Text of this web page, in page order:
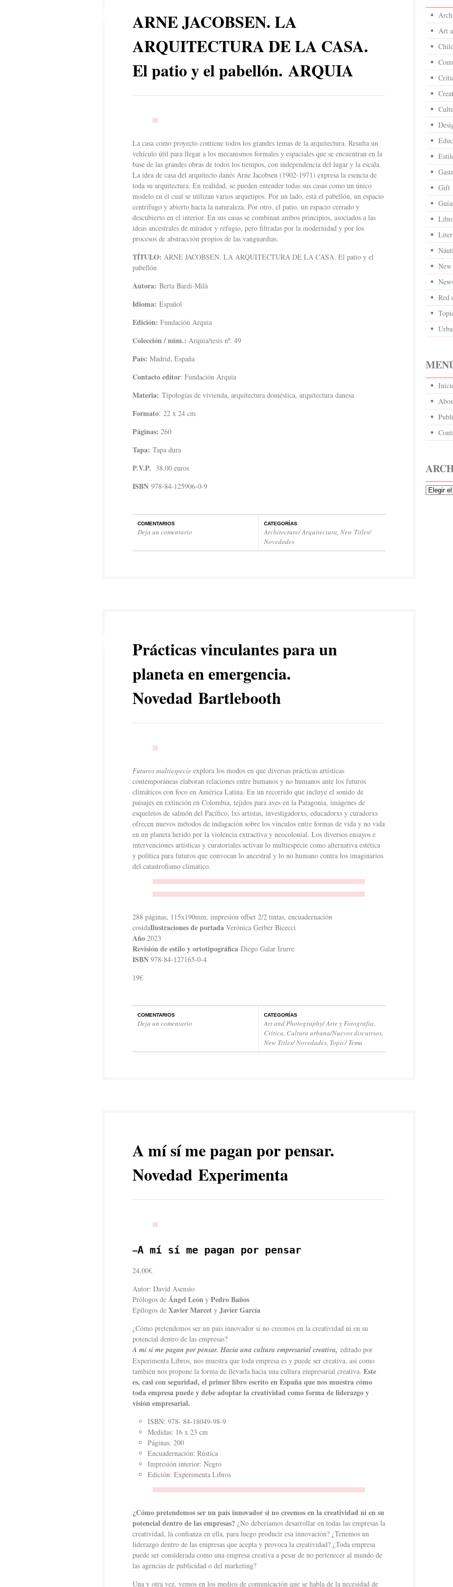
ARNE JACOBSEN. LA
ARQUITECTURA DE LA CASA.
El patio y el pabellón. ARQUIA
La casa como proyecto contiene todos los grandes temas de la arquitectura. Resulta un
vehículo útil para llegar a los mecanismos formales y espaciales que se encuentran en la
base de las grandes obras de todos los tiempos, con independencia del lugar y la escala.
La idea de casa del arquitecto danés Arne Jacobsen (1902-1971) expresa la esencia de
toda su arquitectura. En realidad, se pueden entender todas sus casas como un único
modelo en el cual se utilizan varios arquetipos. Por un lado, está el pabellón, un espacio
centrífugo y abierto hacia la naturaleza. Por otro, el patio, un espacio cerrado y
descubierto en el interior. En sus casas se combinan ambos principios, asociados a las
ideas ancestrales de mirador y refugio, pero filtradas por la modernidad y por los
procesos de abstracción propios de las vanguardias.
TÍTULO: ARNE JACOBSEN. LA ARQUITECTURA DE LA CASA. El patio y el
pabellón
Autora: Berta Bardí-Milà
Idioma: Español
Edición: Fundación Arquia
Colección / núm.: Arquia/tesis nº. 49
País: Madrid, España
Contacto editor: Fundación Arquia
Materia: Tipologías de vivienda, arquitectura doméstica, arquitectura danesa
Formato: 22 x 24 cm
Páginas: 260
Tapa: Tapa dura
P.V.P. 38,00 euros
ISBN 978-84-125906-0-9
COMENTARIOS
Deja un comentario
CATEGORÍAS
Architecture/ Arquitectura, New Titles/
Novedades
Prácticas vinculantes para un
planeta en emergencia.
Novedad Bartlebooth
Futuros multiespecie explora los modos en que diversas prácticas artísticas
contemporáneas elaboran relaciones entre humanos y no humanos ante los futuros
climáticos con foco en América Latina. En un recorrido que incluye el sonido de
paisajes en extinción en Colombia, tejidos para aves en la Patagonia, imágenes de
esqueletos de salmón del Pacífico, lxs artistas, investigadorxs, educadorxs y curadorxs
ofrecen nuevos métodos de indagación sobre los vínculos entre formas de vida y no vida
en un planeta herido por la violencia extractiva y neocolonial. Los diversos ensayos e
intervenciones artísticas y curatoriales activan lo multiespecie como alternativa estética
y política para futuros que convocan lo ancestral y lo no humano contra los imaginarios
del catastrofismo climático.
288 páginas, 115x190mm, impresión offset 2/2 tintas, encuadernación
cosidaIlustraciones de portada Verónica Gerber Bicecci
Año 2023
Revisión de estilo y ortotipográfica Diego Galar Irurre
ISBN 978-84-127165-0-4
19€
COMENTARIOS
Deja un comentario
CATEGORÍAS
Art and Photography/ Arte y Fotografía,
Crítica, Cultura urbana/Nuevos discutrsos,
New Titles/ Novedades, Topic/ Tema
A mí sí me pagan por pensar.
Novedad Experimenta
–A mí sí me pagan por pensar
24,00€
Autor: David Asensio
Prólogos de Ángel León y Pedro Baños
Epílogos de Xavier Marcet y Javier García
¿Cómo pretendemos ser un país innovador si no creemos en la creatividad ni en su
potencial dentro de las empresas?
A mí sí me pagan por pensar. Hacia una cultura empresarial creativa, editado por
Experimenta Libros, nos muestra que toda empresa es y puede ser creativa, así como
también nos propone la forma de llevarla hacia una cultura empresarial creativa. Este
es, casi con seguridad, el primer libro escrito en España que nos muestra cómo
toda empresa puede y debe adoptar la creatividad como forma de liderazgo y
visión empresarial.
ISBN: 978- 84-18049-98-9
Medidas: 16 x 23 cm
Páginas: 200
Encuadernación: Rústica
Impresión interior: Negro
Edición: Experimenta Libros
¿Cómo pretendemos ser un país innovador si no creemos en la creatividad ni en su
potencial dentro de las empresas? ¿No deberíamos desarrollar en todas las empresas la
creatividad, la confianza en ella, para luego producir esa innovación? ¿Tenemos un
liderazgo dentro de las empresas que acepta y provoca la creatividad? ¿Toda empresa
puede ser considerada como una empresa creativa a pesar de no pertenecer al mundo de
las agencias de publicidad o del marketing?
Una y otra vez, vemos en los medios de comunicación que se habla de la necesidad de
Art
Gift
New
Red